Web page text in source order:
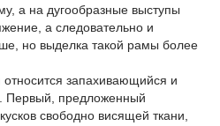
а на дугообразные выступы
а следовательно и
но выделка такой рамы более
запахивающийся и
Первый, предложенный
свободно висящей ткани,